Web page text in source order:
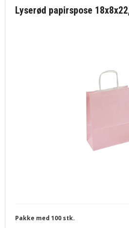
Lyserød papirspose
Pakke med 100 stk.